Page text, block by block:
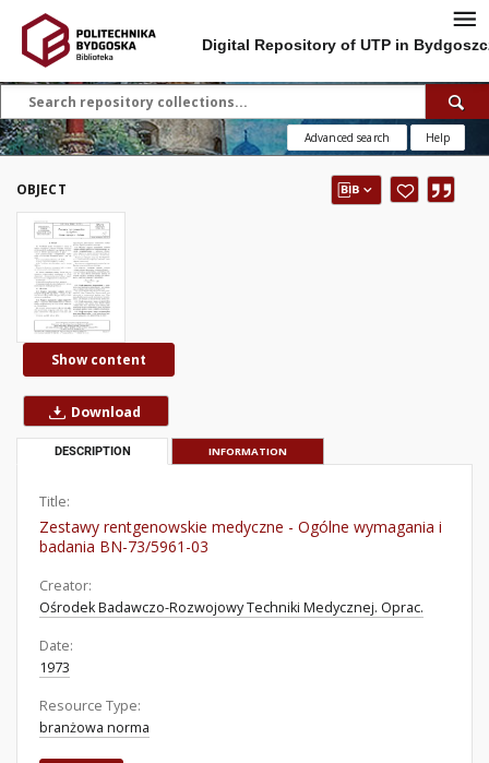
Digital Repository of UTP in
Advanced search Help
OBJECT
Show content
Download
DESCRIPTION INFORMATION
Title:
Zestawy rentgenowskie medyczne - Ogólne wymagania i
badania BN-73/5961-03
Creator:
Ośrodek Badawczo-Rozwojowy Techniki Medycznej. Oprac.
Date:
1973
Resource Type:
branżowa norma